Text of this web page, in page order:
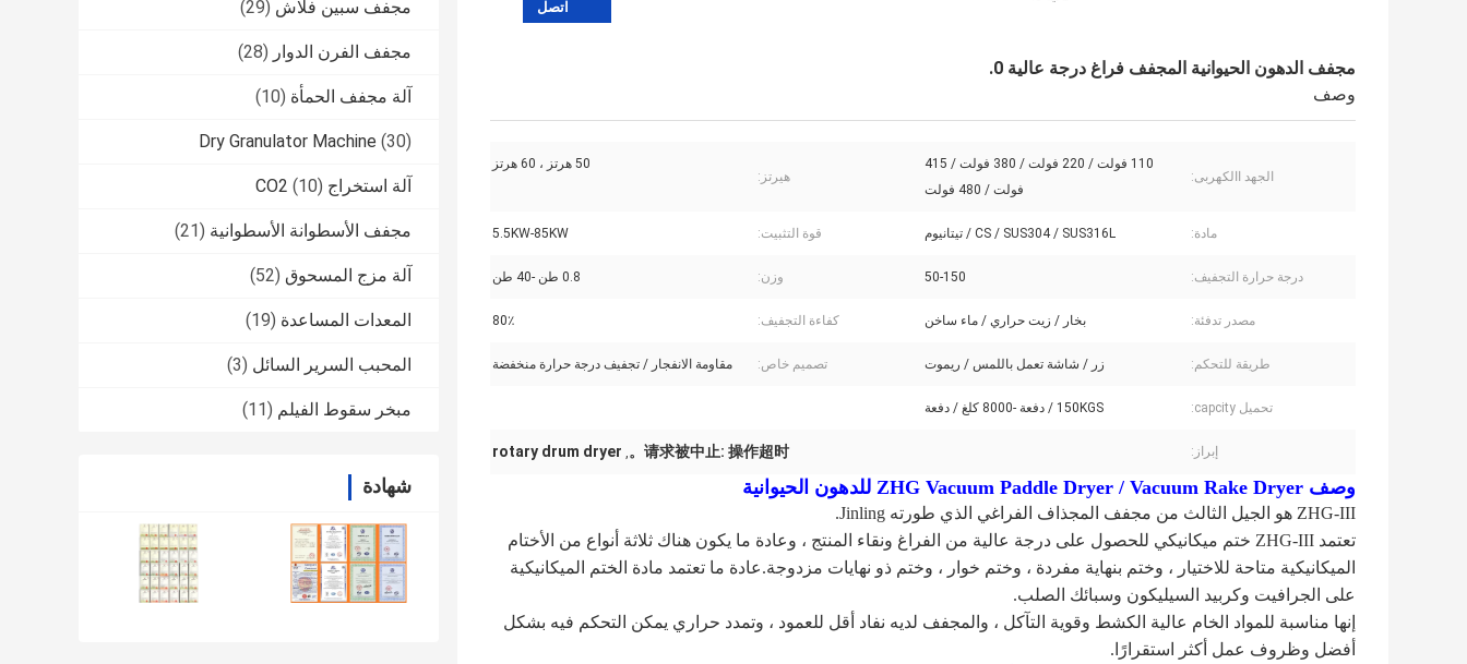
مجفف سبين فلاش (29)
مجفف الفرن الدوار (28)
آلة مجفف الحمأة (10)
Dry Granulator Machine (30)
آلة استخراج CO2 (10)
مجفف الأسطوانة الأسطوانية (21)
آلة مزج المسحوق (52)
المعدات المساعدة (19)
المحبب السرير السائل (3)
مبخر سقوط الفيلم (11)
شهادة
اتصل
مجفف الدهون الحيوانية المجفف فراغ درجة عالية 0.
وصف
الجهد االكهربى:
110 فولت / 220 فولت / 380 فولت / 415
فولت / 480 فولت
هيرتز:
50 هرتز ، 60 هرتز
مادة: CS / SUS304 / SUS316L / تيتانيوم قوة التثبيت: 5.5KW-85KW
درجة حرارة التجفيف: 50-150 وزن: 0.8 طن -40 طن
مصدر تدفئة: بخار / زيت حراري / ماء ساخن كفاءة التجفيف: 80٪
طريقة للتحكم: زر / شاشة تعمل باللمس / ريموت تصميم خاص: مقاومة الانفجار / تجفيف درجة حرارة منخفضة
تحميل capcity: 150KGS / دفعة -8000 كلغ / دفعة
إبراز: 请求被中止: 操作超时。
,
rotary drum dryer
وصف ZHG Vacuum Paddle Dryer / Vacuum Rake Dryer للدهون الحيوانية
ZHG-III هو الجيل الثالث من مجفف المجذاف الفراغي الذي طورته Jinling.
تعتمد ZHG-III ختم ميكانيكي للحصول على درجة عالية من الفراغ ونقاء المنتج ، وعادة ما يكون هناك ثلاثة أنواع من الأختام
الميكانيكية متاحة للاختيار ، وختم بنهاية مفردة ، وختم خوار ، وختم ذو نهايات مزدوجة.عادة ما تعتمد مادة الختم الميكانيكية
على الجرافيت وكربيد السيليكون وسبائك الصلب.
إنها مناسبة للمواد الخام عالية الكشط وقوية التآكل ، والمجفف لديه نفاد أقل للعمود ، وتمدد حراري يمكن التحكم فيه بشكل
أفضل وظروف عمل أكثر استقرارًا.